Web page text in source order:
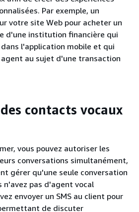
Par exemple, un
votre site Web pour acheter un
d'une institution financière qui
l'application mobile et qui
au sujet d'une transaction
contacts vocaux
vous pouvez autoriser les
conversations simultanément,
gérer qu'une seule conversation
n'avez pas d'agent vocal
envoyer un SMS au client pour
de discuter